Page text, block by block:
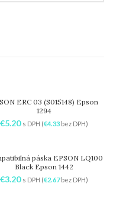
ERC 03 (S015148) Epson
1294
€5.20 s DPH (€4.33bez DPH)
páska EPSON LQ100
Black Epson 1442
€3.20 s DPH (€2.67bez DPH)